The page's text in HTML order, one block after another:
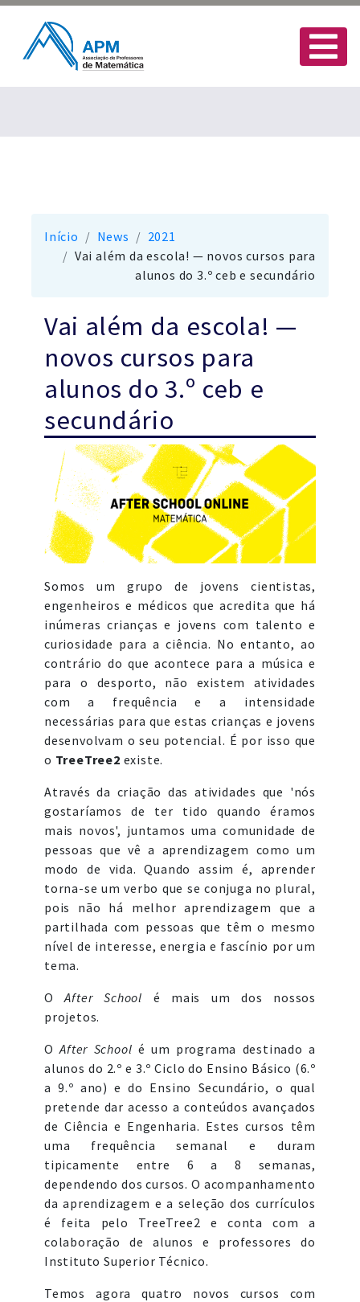
Início News
2021
Vai além da escola! — novos cursos para
alunos do 3.º ceb e secundário
Vai além da escola! —
novos cursos para
alunos do 3.º ceb e
secundário
Somos um grupo de jovens cientistas,
engenheiros e médicos que acredita que há
inúmeras crianças e jovens com talento e
curiosidade para a ciência. No entanto, ao
contrário do que acontece para a música e
para o desporto, não existem atividades
com a frequência e a intensidade
necessárias para que estas crianças e jovens
desenvolvam o seu potencial. É por isso que
o TreeTree2 existe.
Através da criação das atividades que 'nós
gostaríamos de ter tido quando éramos
mais novos', juntamos uma comunidade de
pessoas que vê a aprendizagem como um
modo de vida. Quando assim é, aprender
torna-se um verbo que se conjuga no plural,
pois não há melhor aprendizagem que a
partilhada com pessoas que têm o mesmo
nível de interesse, energia e fascínio por um
tema.
OAfter School é mais um dos nossos
projetos.
OAfter School é um programa destinado a
alunos do 2.º e 3.º Ciclo do Ensino Básico (6.º
a 9.º ano) e do Ensino Secundário, o qual
pretende dar acesso a conteúdos avançados
de Ciência e Engenharia. Estes cursos têm
uma frequência semanal e duram
tipicamente entre 6 a 8 semanas,
dependendo dos cursos. O acompanhamento
da aprendizagem e a seleção dos currículos
é feita pelo TreeTree2 e conta com a
colaboração de alunos e professores do
Instituto Superior Técnico.
Temos agora quatro novos cursos com